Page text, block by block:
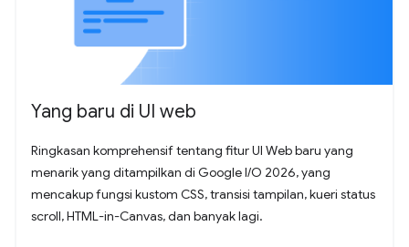
Yang baru di UI web
Ringkasan komprehensif tentang fitur UI Web baru yang
menarik yang ditampilkan di Google I/O 2026, yang
mencakup fungsi kustom CSS, transisi tampilan, kueri status
scroll, HTML-in-Canvas, dan banyak lagi.